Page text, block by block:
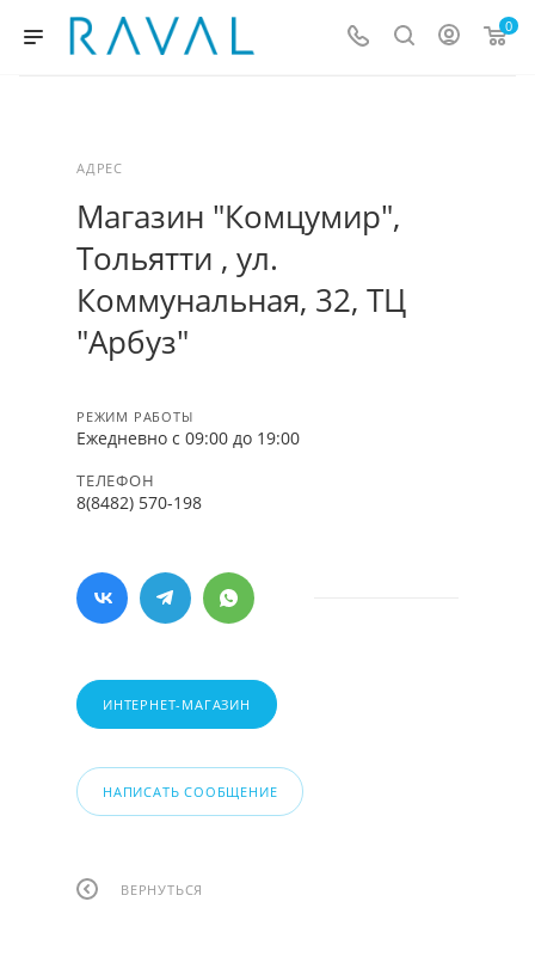
0
АДРЕС
Магазин "Комцумир",
Тольятти , ул.
Коммунальная, 32, ТЦ
"Арбуз"
РЕЖИМ РАБОТЫ
Ежедневно с 09:00 до 19:00
ТЕЛЕФОН
8(8482) 570-198
ИНТЕРНЕТ-МАГАЗИН
НАПИСАТЬ СООБЩЕНИЕ
ВЕРНУТЬСЯ